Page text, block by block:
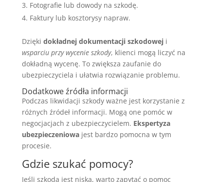
Fotografie lub dowody na szkodę.
Faktury lub kosztorysy napraw.
Dzięki dokładnej dokumentacji szkodoweji
wsparciu przy wycenie szkody, klienci mogą liczyć na
dokładną wycenę. To zwiększa zaufanie do
ubezpieczyciela i ułatwia rozwiązanie problemu.
Dodatkowe źródła informacji
Podczas likwidacji szkody ważne jest korzystanie z
różnych źródeł informacji. Mogą one pomóc w
negocjacjach z ubezpieczycielem. Ekspertyza
ubezpieczeniowajest bardzo pomocna w tym
procesie.
Gdzie szukać pomocy?
Jeśli szkoda jest niska, warto zapytać o pomoc